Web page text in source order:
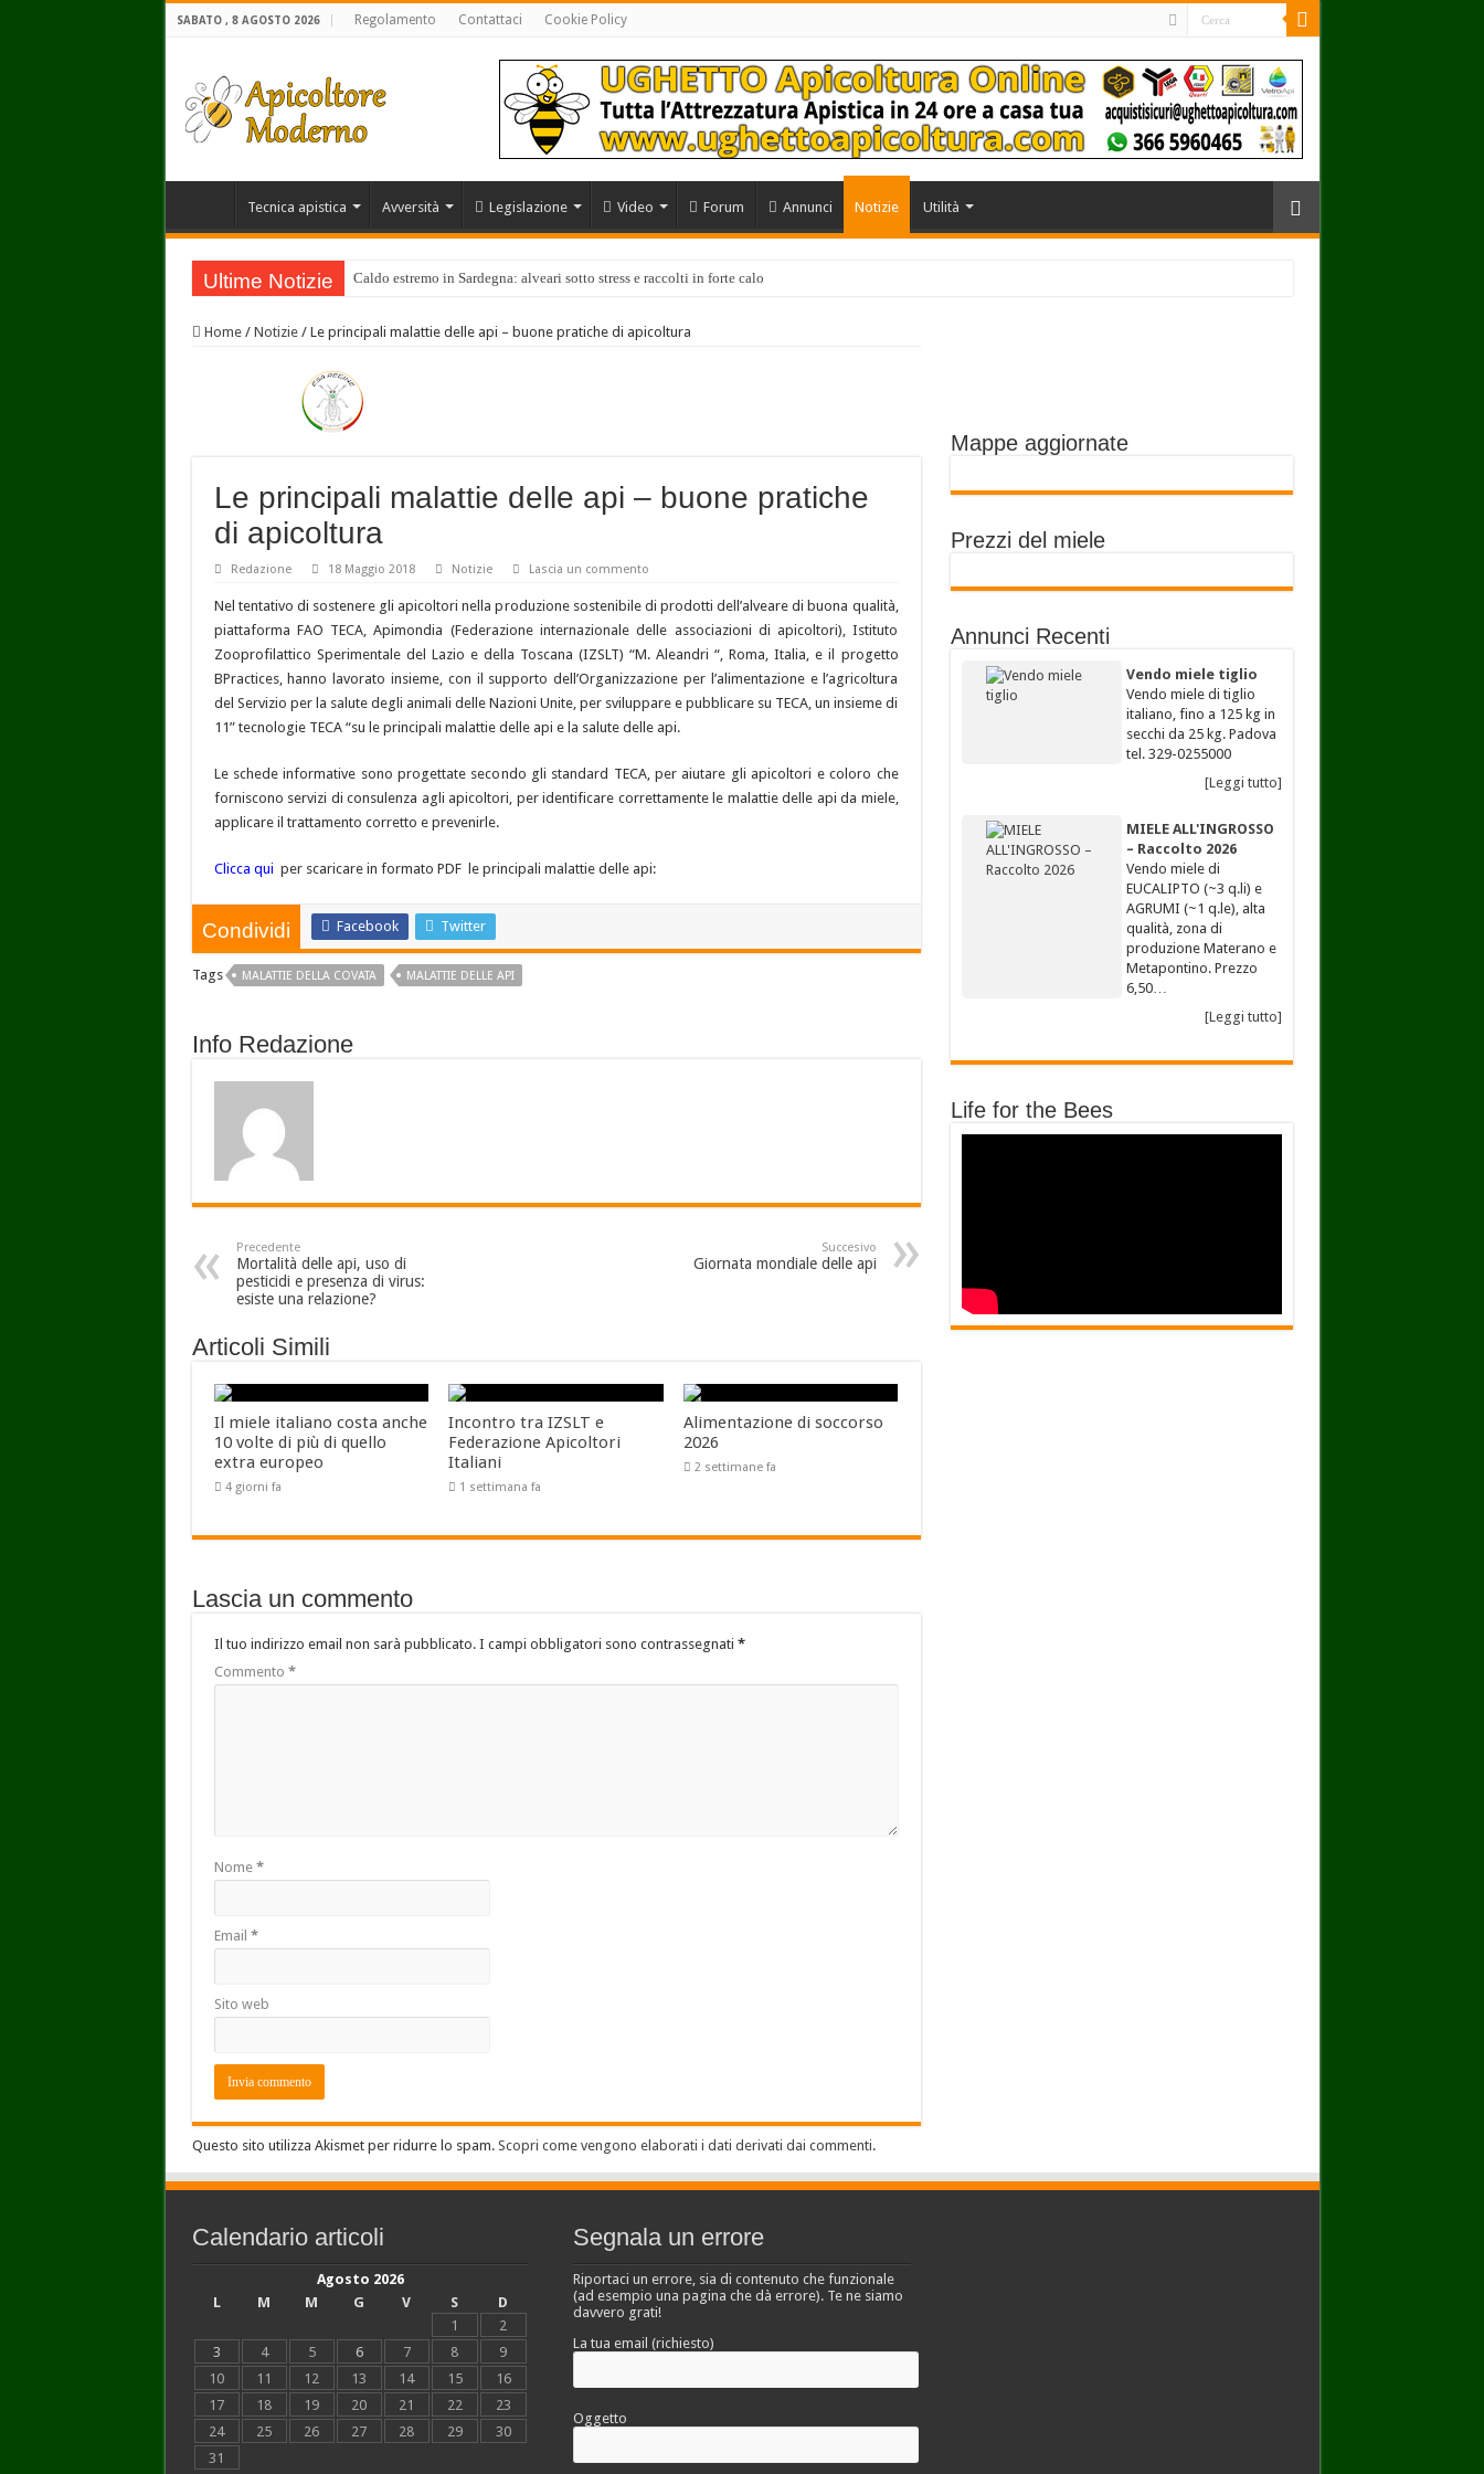
SABATO , 8 AGOSTO 2026 Regolamento Contattaci Cookie Policy
Tecnica apistica Avversità Legislazione Video Forum Annunci Notizie Utilità
Ultime Notizie Caldo estremo in Sardegna: alveari sotto stress e raccolti in forte calo
Home / Notizie / Le principali malattie delle api – buone pratiche di apicoltura
Le principali malattie delle api – buone pratiche
di apicoltura
Redazione 18 Maggio 2018 Notizie Lascia un commento
Nel tentativo di sostenere gli apicoltori nella produzione sostenibile di prodotti dell’alveare di buona qualità,
piattaforma FAO TECA, Apimondia (Federazione internazionale delle associazioni di apicoltori), Istituto
Zooprofilattico Sperimentale del Lazio e della Toscana (IZSLT) “M. Aleandri “, Roma, Italia, e il progetto
BPractices, hanno lavorato insieme, con il supporto dell’Organizzazione per l’alimentazione e l’agricoltura
del Servizio per la salute degli animali delle Nazioni Unite, per sviluppare e pubblicare su TECA, un insieme di
11” tecnologie TECA “su le principali malattie delle api e la salute delle api.
Le schede informative sono progettate secondo gli standard TECA, per aiutare gli apicoltori e coloro che
forniscono servizi di consulenza agli apicoltori, per identificare correttamente le malattie delle api da miele,
applicare il trattamento corretto e prevenirle.
Clicca qui per scaricare in formato PDF le principali malattie delle api:
Condividi Facebook Twitter
Tags MALATTIE DELLA COVATA MALATTIE DELLE API
Info Redazione
Precedente
Mortalità delle api, uso di
pesticidi e presenza di virus:
esiste una relazione?
Succesivo
Giornata mondiale delle api
Articoli Simili
Il miele italiano costa anche
10 volte di più di quello
extra europeo
4 giorni fa
Incontro tra IZSLT e
Federazione Apicoltori
Italiani
1 settimana fa
Alimentazione di soccorso
2026
2 settimane fa
Lascia un commento
Il tuo indirizzo email non sarà pubblicato. I campi obbligatori sono contrassegnati *
Commento *
Nome *
Email *
Sito web
Questo sito utilizza Akismet per ridurre lo spam. Scopri come vengono elaborati i dati derivati dai commenti.
Mappe aggiornate
Prezzi del miele
Annunci Recenti
Vendo miele tiglio
Vendo miele di tiglio
italiano, fino a 125 kg in
secchi da 25 kg. Padova
tel. 329-0255000
[Leggi tutto]
MIELE ALL'INGROSSO
– Raccolto 2026
Vendo miele di
EUCALIPTO (~3 q.li) e
AGRUMI (~1 q.le), alta
qualità, zona di
produzione Materano e
Metapontino. Prezzo
6,50…
[Leggi tutto]
Life for the Bees
Calendario articoli
Agosto 2026
L
M M G V S
D
1
2
3
4 5 6 7 8
9
10
11 12 13 14 15
16
17
18 19 20 21 22
23
24
25 26 27 28 29
30
31
Segnala un errore
Riportaci un errore, sia di contenuto che funzionale
(ad esempio una pagina che dà errore). Te ne siamo
davvero grati!
La tua email (richiesto)
Oggetto